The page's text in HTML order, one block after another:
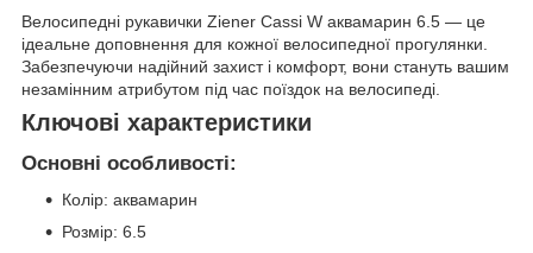
Велосипедні рукавички Ziener Cassi W аквамарин 6.5 — це
ідеальне доповнення для кожної велосипедної прогулянки.
Забезпечуючи надійний захист і комфорт, вони стануть вашим
незамінним атрибутом під час поїздок на велосипеді.
Ключові характеристики
Основні особливості:
Колір: аквамарин
Розмір: 6.5